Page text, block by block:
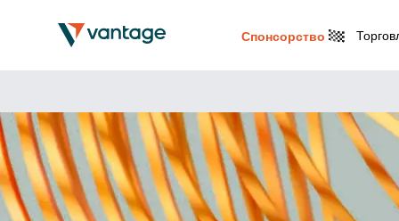
Спонсорство